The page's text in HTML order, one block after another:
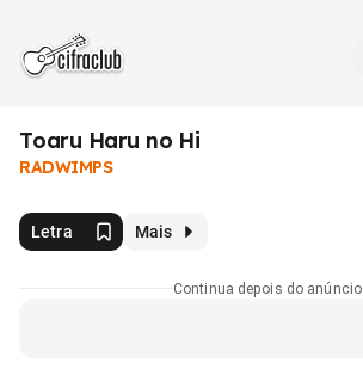
Toaru Haru no Hi
RADWIMPS
Letra Mais
Continua depois do anúncio